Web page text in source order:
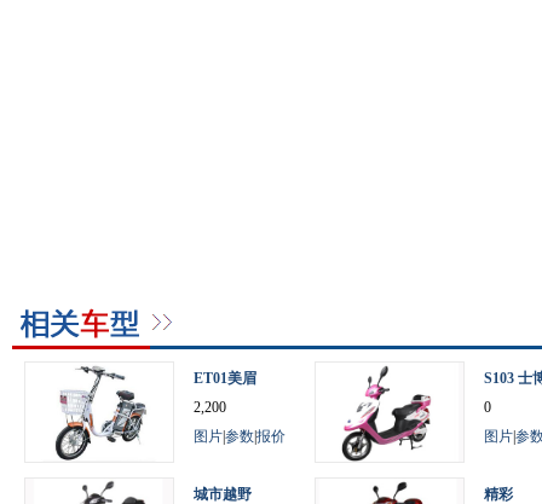
ET01美眉
2,200
图片参数报价
S103 士
0
图片参
城市越野
精彩